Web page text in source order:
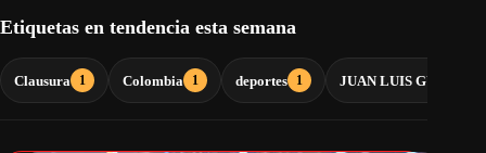
Etiquetas en tendencia esta semana
Clausura 1 Colombia 1 deportes 1 JUAN LUIS GUERRA